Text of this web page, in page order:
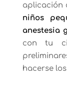
aplicación
niños
anestesia
con tu
hacerse